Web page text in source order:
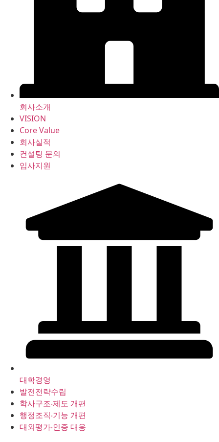
회사소개
VISION
Core Value
회사실적
컨설팅 문의
입사지원
대학경영
발전전략수립
학사구조‧제도 개편
행정조직‧기능 개편
대외평가‧인증 대응